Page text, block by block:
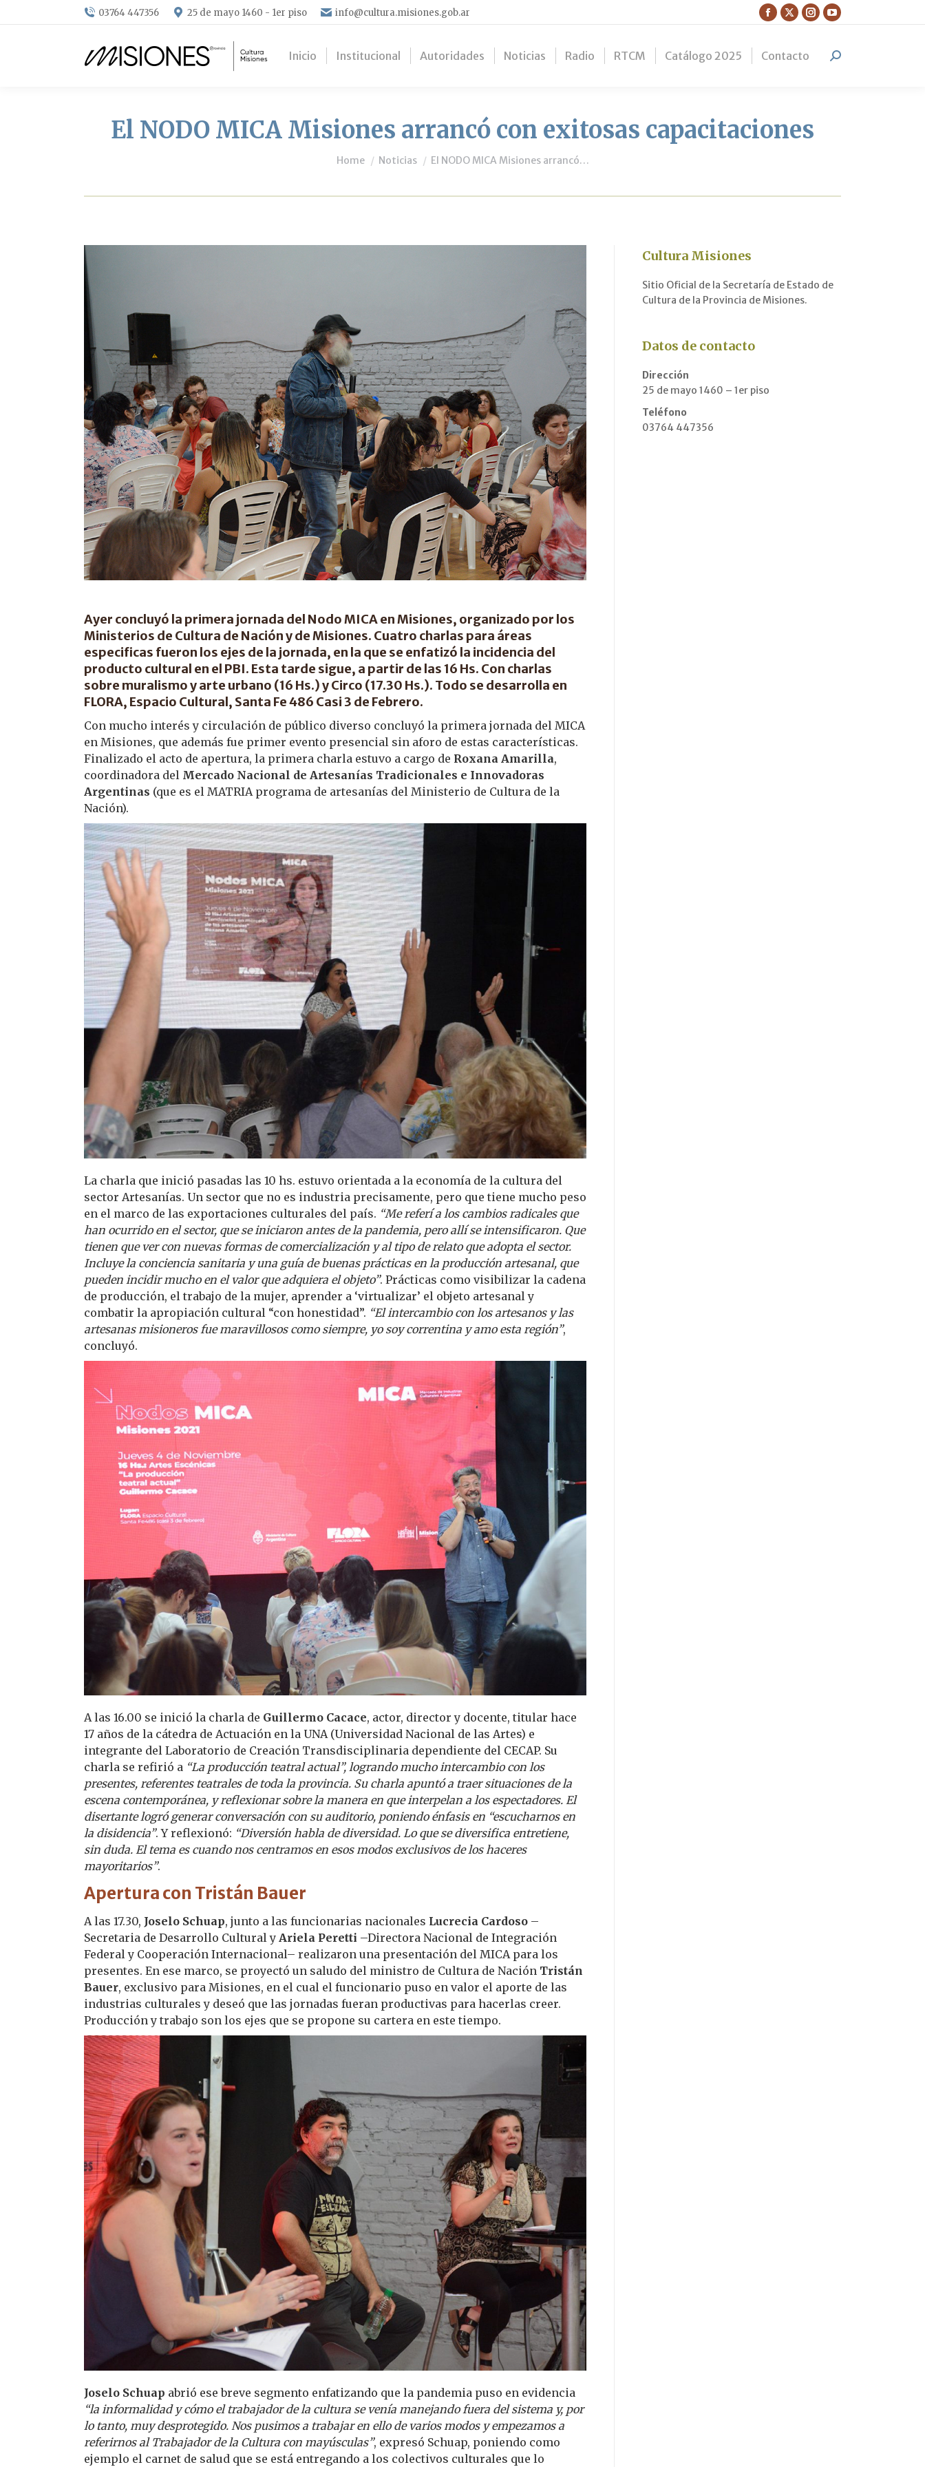
03764 447356 25 de mayo 1460 - 1er piso info@cultura.misiones.gob.ar
Facebook
opens
X
opens
Instagram
opens
YouTube
opens
Inicio Institucional Autoridades Noticias Radio RTCM Catálogo 2025 Contacto Search:
El NODO MICA Misiones arrancó con exitosas capacitaciones
You are here:
Home Noticias El NODO MICA Misiones arrancó…
Ayer concluyó la primera jornada del Nodo MICA en Misiones, organizado por los
Ministerios de Cultura de Nación y de Misiones. Cuatro charlas para áreas
especificas fueron los ejes de la jornada, en la que se enfatizó la incidencia del
producto cultural en el PBI. Esta tarde sigue, a partir de las 16 Hs. Con charlas
sobre muralismo y arte urbano (16 Hs.) y Circo (17.30 Hs.). Todo se desarrolla en
FLORA, Espacio Cultural, Santa Fe 486 Casi 3 de Febrero.
Con mucho interés y circulación de público diverso concluyó la primera jornada del MICA
en Misiones, que además fue primer evento presencial sin aforo de estas características.
Finalizado el acto de apertura, la primera charla estuvo a cargo de Roxana Amarilla,
coordinadora del Mercado Nacional de Artesanías Tradicionales e Innovadoras
Argentinas (que es el MATRIA programa de artesanías del Ministerio de Cultura de la
Nación).
La charla que inició pasadas las 10 hs. estuvo orientada a la economía de la cultura del
sector Artesanías. Un sector que no es industria precisamente, pero que tiene mucho peso
en el marco de las exportaciones culturales del país. “Me referí a los cambios radicales que
han ocurrido en el sector, que se iniciaron antes de la pandemia, pero allí se intensificaron. Que
tienen que ver con nuevas formas de comercialización y al tipo de relato que adopta el sector.
Incluye la conciencia sanitaria y una guía de buenas prácticas en la producción artesanal, que
pueden incidir mucho en el valor que adquiera el objeto”. Prácticas como visibilizar la cadena
de producción, el trabajo de la mujer, aprender a ‘virtualizar’ el objeto artesanal y
combatir la apropiación cultural “con honestidad”. “El intercambio con los artesanos y las
artesanas misioneros fue maravillosos como siempre, yo soy correntina y amo esta región”,
concluyó.
A las 16.00 se inició la charla de Guillermo Cacace, actor, director y docente, titular hace
17 años de la cátedra de Actuación en la UNA (Universidad Nacional de las Artes) e
integrante del Laboratorio de Creación Transdisciplinaria dependiente del CECAP. Su
charla se refirió a “La producción teatral actual”, logrando mucho intercambio con los
presentes, referentes teatrales de toda la provincia. Su charla apuntó a traer situaciones de la
escena contemporánea, y reflexionar sobre la manera en que interpelan a los espectadores. El
disertante logró generar conversación con su auditorio, poniendo énfasis en “escucharnos en
la disidencia”. Y reflexionó: “Diversión habla de diversidad. Lo que se diversifica entretiene,
sin duda. El tema es cuando nos centramos en esos modos exclusivos de los haceres
mayoritarios”.
Apertura con Tristán Bauer
A las 17.30, Joselo Schuap, junto a las funcionarias nacionales Lucrecia Cardoso –
Secretaria de Desarrollo Cultural y Ariela Peretti ­ –Directora Nacional de Integración
Federal y Cooperación Internacional– realizaron una presentación del MICA para los
presentes. En ese marco, se proyectó un saludo del ministro de Cultura de Nación Tristán
Bauer, exclusivo para Misiones, en el cual el funcionario puso en valor el aporte de las
industrias culturales y deseó que las jornadas fueran productivas para hacerlas creer.
Producción y trabajo son los ejes que se propone su cartera en este tiempo.
Joselo Schuap abrió ese breve segmento enfatizando que la pandemia puso en evidencia
“la informalidad y cómo el trabajador de la cultura se venía manejando fuera del sistema y, por
lo tanto, muy desprotegido. Nos pusimos a trabajar en ello de varios modos y empezamos a
referirnos al Trabajador de la Cultura con mayúsculas”, expresó Schuap, poniendo como
ejemplo el carnet de salud que se está entregando a los colectivos culturales que lo
Cultura Misiones
Sitio Oficial de la Secretaría de Estado de
Cultura de la Provincia de Misiones.
Datos de contacto
Dirección
25 de mayo 1460 – 1er piso
Teléfono
03764 447356